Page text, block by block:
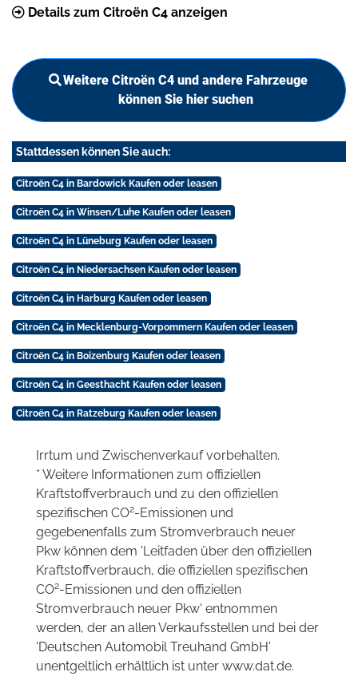
Details zum Citroën C4 anzeigen
Weitere Citroën C4 und andere Fahrzeuge
können Sie hier suchen
Stattdessen können Sie auch:
Citroën C4 in Bardowick Kaufen oder leasen
Citroën C4 in Winsen/Luhe Kaufen oder leasen
Citroën C4 in Lüneburg Kaufen oder leasen
Citroën C4 in Niedersachsen Kaufen oder leasen
Citroën C4 in Harburg Kaufen oder leasen
Citroën C4 in Mecklenburg-Vorpommern Kaufen oder leasen
Citroën C4 in Boizenburg Kaufen oder leasen
Citroën C4 in Geesthacht Kaufen oder leasen
Citroën C4 in Ratzeburg Kaufen oder leasen
Irrtum und Zwischenverkauf vorbehalten.
* Weitere Informationen zum offiziellen
Kraftstoffverbrauch und zu den offiziellen
spezifischen CO2-Emissionen und
gegebenenfalls zum Stromverbrauch neuer
Pkw können dem 'Leitfaden über den offiziellen
Kraftstoffverbrauch, die offiziellen spezifischen
CO2-Emissionen und den offiziellen
Stromverbrauch neuer Pkw' entnommen
werden, der an allen Verkaufsstellen und bei der
'Deutschen Automobil Treuhand GmbH'
unentgeltlich erhältlich ist unter www.dat.de.